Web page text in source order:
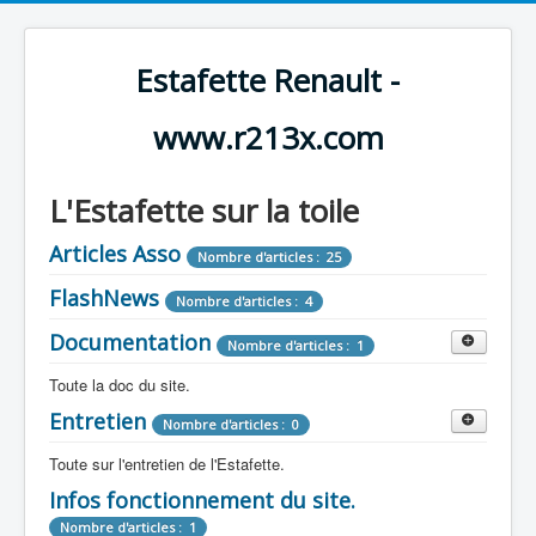
Estafette Renault -
www.r213x.com
L'Estafette sur la toile
Articles Asso Nombre d'articles : 25
FlashNews Nombre d'articles : 4
Documentation Nombre d'articles : 1
Toute la doc du site.
Revue de Presse Nombre d'articles : 9
Tous les articles que l'on a vu sur l'estafette !
Camping Car Nombre d'articles : 3
Entretien Nombre d'articles : 0
Toute sur l'entretien de l'Estafette.
Mécanique Nombre d'articles : 0
Infos fonctionnement du site.
Nombre d'articles : 1